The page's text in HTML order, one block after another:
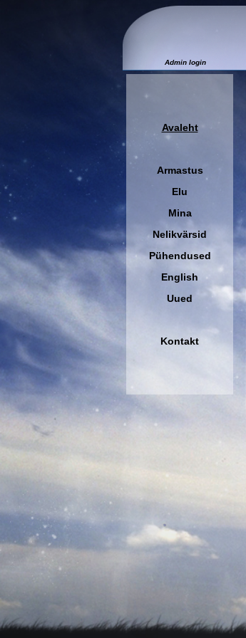
Admin login
Avaleht
Armastus
Elu
Mina
Nelikvärsid
Pühendused
English
Uued
Kontakt